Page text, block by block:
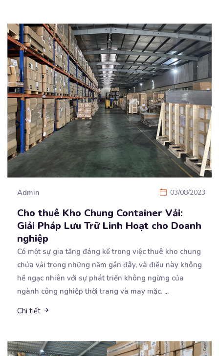
Admin 03/08/2023
Cho thuê Kho Chung Container Vải:
Giải Pháp Lưu Trữ Linh Hoạt cho Doanh
nghiệp
Có một sự gia tăng đáng kể trong việc thuê kho chung
chứa vải trong những năm gần đây, và điều này không
hề ngạc nhiên với sự phát triển không ngừng của
ngành công nghiệp thời trang và may mặc. ...
Chi tiết